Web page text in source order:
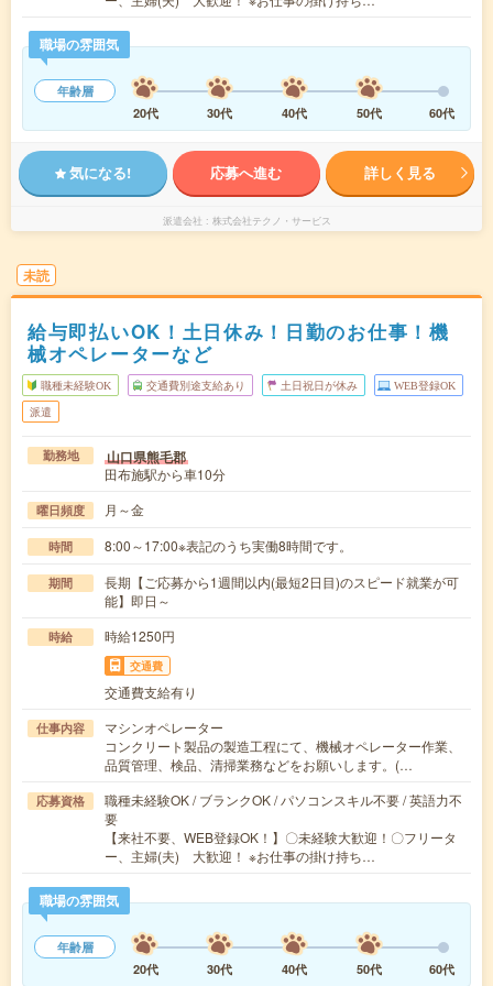
職場の雰囲気
年齢層
20代
30代 40代 50代 60代
気になる! 応募へ進む 詳しく見る
派遣会社 株式会社テクノ・サービス
未読
給与即払いOK！土日休み！日勤のお仕事！機
械オペレーターなど
職種未経験OK 交通費別途支給あり 土日祝日が休み WEB登録OK
派遣
勤務地 山口県熊毛郡
田布施駅から車10分
曜日頻度 月～金
時間 8:00～17:00※表記のうち実働8時間です。
期間
長期【ご応募から1週間以内(最短2日目)のスピード就業が可
能】即日～
時給 時給1250円
交通費
交通費支給有り
仕事内容
マシンオペレーター
コンクリート製品の製造工程にて、機械オペレーター作業、
品質管理、検品、清掃業務などをお願いします。(…
応募資格
職種未経験OK / ブランクOK / パソコンスキル不要 / 英語力不
要
【来社不要、WEB登録OK！】〇未経験大歓迎！〇フリータ
ー、主婦(夫) 大歓迎！ ※お仕事の掛け持ち…
職場の雰囲気
年齢層
20代
30代 40代 50代 60代